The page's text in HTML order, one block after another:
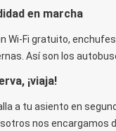
en marcha
Wi-Fi gratuito,
Así son los
¡viaja!
a tu asiento en
nos encargamos